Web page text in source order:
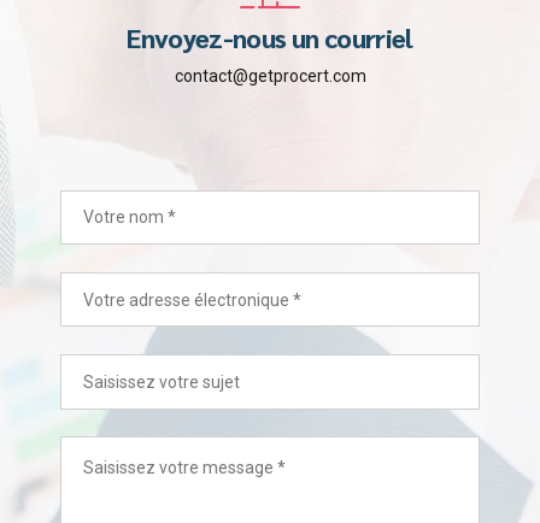
Envoyez-nous un courriel
contact@getprocert.com